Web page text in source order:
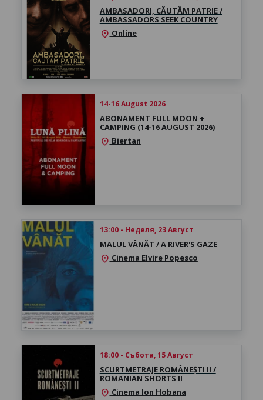
AMBASADORI, CĂUTĂM PATRIE /
AMBASSADORS SEEK COUNTRY
location_on Online
14-16 August 2026
ABONAMENT FULL MOON +
CAMPING (14-16 AUGUST 2026)
location_on Biertan
13:00 - Неделя, 23 Август
MALUL VÂNĂT / A RIVER'S GAZE
location_on Cinema Elvire Popesco
18:00 - Събота, 15 Август
SCURTMETRAJE ROMÂNEȘTI II /
ROMANIAN SHORTS II
location_on Cinema Ion Hobana